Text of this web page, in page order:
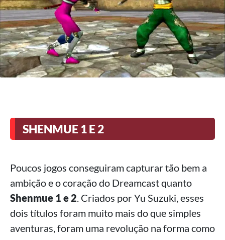
SHENMUE 1 E 2
Poucos jogos conseguiram capturar tão bem a
ambição e o coração do Dreamcast quanto
Shenmue 1 e 2. Criados por Yu Suzuki, esses
dois títulos foram muito mais do que simples
aventuras, foram uma revolução na forma como